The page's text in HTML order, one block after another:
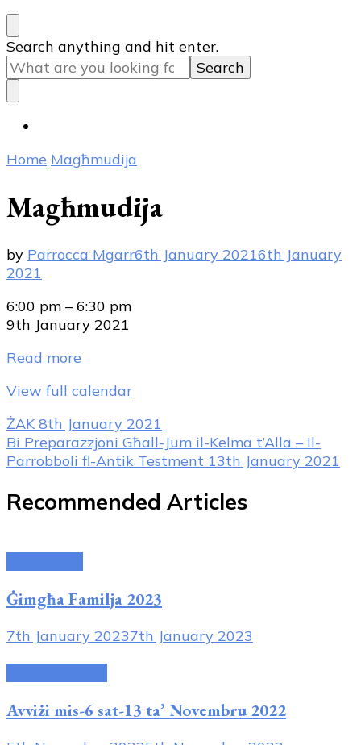
Looking
for
Something?
Search anything and hit enter.
Home Magħmudija
Magħmudija
by Parrocca Mgarr6th January 20216th January
2021
Magħmudija
6:00 pm – 6:30 pm
9th January 2021
Read more
View full calendar
Post
Navigation
ŻAK8th January 2021
Bi Preparazzjoni Għall-Jum il-Kelma t’Alla – Il-
Parrobboli fl-Antik Testment 13th January 2021
Recommended Articles
Ġimgħa Familja 2023
7th January 20237th January 2023
Avviżi mis-6 sat-13 ta’ Novembru 2022